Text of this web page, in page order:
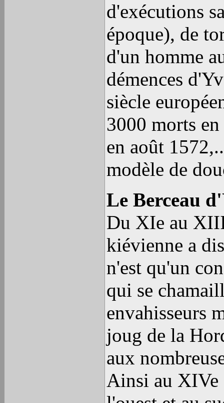
d'exécutions
époque), de
d'un homme
démences
siècle
3000 morts
en août 1572,
modèle de
Le Berceau
Du XIe au
kiévienne a
n'est qu'un
qui se
envahisseurs
joug de la
aux
Ainsi au XIVe